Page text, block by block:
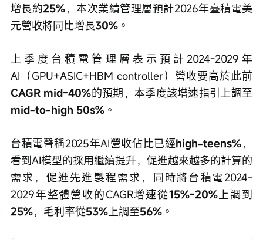
增長約25%，本次業績管理層預計2026年臺積電美
元營收將同比增長30% 。
上季度台積電管理層表示預計2024-2029年
AI（GPU+ASIC+HBM controller）營收要高於此前
CAGR mid-40%的預期，本季度該增速指引上調至
mid-to-high 50s% 。
台積電聲稱2025年AI營收佔比已經high-teens%，
看到AI模型的採用繼續提升，促進越來越多的計算的
需求，促進先進製程需求，同時將台積電2024-
2029年整體營收的CAGR增速從15%-20%上調到
25%，毛利率從53%上調至56% 。